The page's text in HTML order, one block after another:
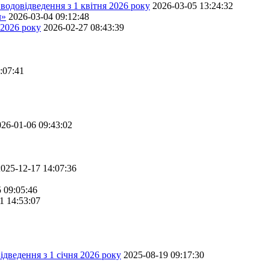
з 1 квітня 2026 року 2026-03-05 13:24:32
2026-03-04 09:12:48
року 2026-02-27 08:43:39
01-06 09:43:02
12-17 14:07:36
09:05:46
14:53:07
з 1 січня 2026 року 2025-08-19 09:17:30